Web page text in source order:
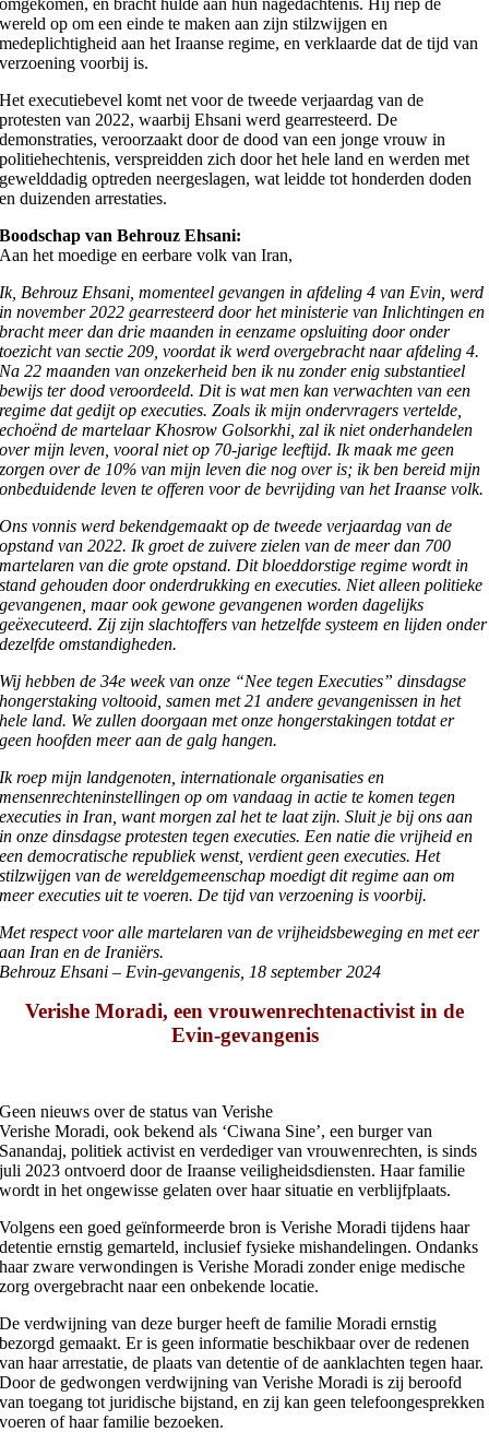
omgekomen, en bracht hulde aan hun nagedachtenis. Hij riep de
wereld op om een einde te maken aan zijn stilzwijgen en
medeplichtigheid aan het Iraanse regime, en verklaarde dat de tijd van
verzoening voorbij is.
Het executiebevel komt net voor de tweede verjaardag van de
protesten van 2022, waarbij Ehsani werd gearresteerd. De
demonstraties, veroorzaakt door de dood van een jonge vrouw in
politiehechtenis, verspreidden zich door het hele land en werden met
gewelddadig optreden neergeslagen, wat leidde tot honderden doden
en duizenden arrestaties.
Boodschap van Behrouz Ehsani:
Aan het moedige en eerbare volk van Iran,
Ik, Behrouz Ehsani, momenteel gevangen in afdeling 4 van Evin, werd
in november 2022 gearresteerd door het ministerie van Inlichtingen en
bracht meer dan drie maanden in eenzame opsluiting door onder
toezicht van sectie 209, voordat ik werd overgebracht naar afdeling 4.
Na 22 maanden van onzekerheid ben ik nu zonder enig substantieel
bewijs ter dood veroordeeld. Dit is wat men kan verwachten van een
regime dat gedijt op executies. Zoals ik mijn ondervragers vertelde,
echoënd de martelaar Khosrow Golsorkhi, zal ik niet onderhandelen
over mijn leven, vooral niet op 70-jarige leeftijd. Ik maak me geen
zorgen over de 10% van mijn leven die nog over is; ik ben bereid mijn
onbeduidende leven te offeren voor de bevrijding van het Iraanse volk.
Ons vonnis werd bekendgemaakt op de tweede verjaardag van de
opstand van 2022. Ik groet de zuivere zielen van de meer dan 700
martelaren van die grote opstand. Dit bloeddorstige regime wordt in
stand gehouden door onderdrukking en executies. Niet alleen politieke
gevangenen, maar ook gewone gevangenen worden dagelijks
geëxecuteerd. Zij zijn slachtoffers van hetzelfde systeem en lijden onder
dezelfde omstandigheden.
Wij hebben de 34e week van onze “Nee tegen Executies” dinsdagse
hongerstaking voltooid, samen met 21 andere gevangenissen in het
hele land. We zullen doorgaan met onze hongerstakingen totdat er
geen hoofden meer aan de galg hangen.
Ik roep mijn landgenoten, internationale organisaties en
mensenrechteninstellingen op om vandaag in actie te komen tegen
executies in Iran, want morgen zal het te laat zijn. Sluit je bij ons aan
in onze dinsdagse protesten tegen executies. Een natie die vrijheid en
een democratische republiek wenst, verdient geen executies. Het
stilzwijgen van de wereldgemeenschap moedigt dit regime aan om
meer executies uit te voeren. De tijd van verzoening is voorbij.
Met respect voor alle martelaren van de vrijheidsbeweging en met eer
aan Iran en de Iraniërs.
Behrouz Ehsani – Evin-gevangenis, 18 september 2024
Verishe Moradi, een vrouwenrechtenactivist in de
Evin-gevangenis
Geen nieuws over de status van Verishe
Verishe Moradi, ook bekend als ‘Ciwana Sine’, een burger van
Sanandaj, politiek activist en verdediger van vrouwenrechten, is sinds
juli 2023 ontvoerd door de Iraanse veiligheidsdiensten. Haar familie
wordt in het ongewisse gelaten over haar situatie en verblijfplaats.
Volgens een goed geïnformeerde bron is Verishe Moradi tijdens haar
detentie ernstig gemarteld, inclusief fysieke mishandelingen. Ondanks
haar zware verwondingen is Verishe Moradi zonder enige medische
zorg overgebracht naar een onbekende locatie.
De verdwijning van deze burger heeft de familie Moradi ernstig
bezorgd gemaakt. Er is geen informatie beschikbaar over de redenen
van haar arrestatie, de plaats van detentie of de aanklachten tegen haar.
Door de gedwongen verdwijning van Verishe Moradi is zij beroofd
van toegang tot juridische bijstand, en zij kan geen telefoongesprekken
voeren of haar familie bezoeken.